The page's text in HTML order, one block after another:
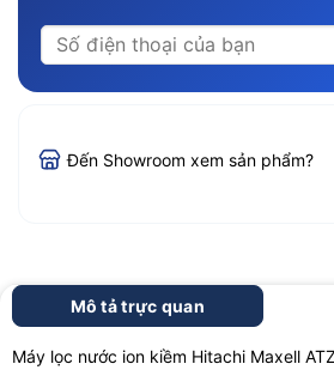
Đến Showroom xem sản phẩm?
Mô tả trực quan
Máy lọc nước ion kiềm Hitachi Maxell